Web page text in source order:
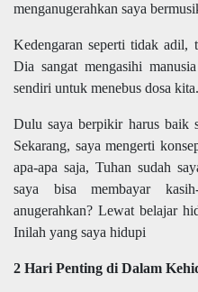
menganugerahkan saya
Kedengaran seperti tidak adil,
Dia sangat mengasihi
sendiri untuk menebus dosa kita.
Dulu saya berpikir harus baik
Sekarang, saya mengerti
apa-apa saja, Tuhan sudah
saya bisa membayar
anugerahkan? Lewat belajar
Inilah yang saya hidupi
2 Hari Penting di Dalam